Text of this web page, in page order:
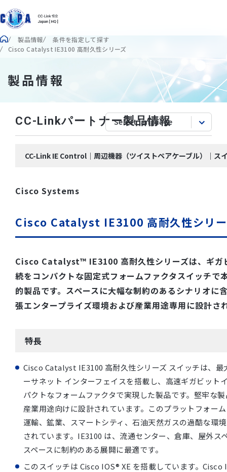
製品情報
条件を指定して探す
Cisco Catalyst IE3100 高耐久性シリーズ
製品情報
CC-Linkパートナー製品情報
CC-Link IE Control｜周辺機器（ツイストペアケーブル）｜ス
Cisco Systems
Cisco Catalyst IE3100 高耐久性シリ
Cisco Catalyst™ IE3100 高耐久性シリーズは、ギガ
続をコンパクトな固定式フォームファクタスイッチで
的製品です。スペースに大幅な制約のあるシナリオに
張エンタープライズ環境および産業用途専用に設計さ
特長
Cisco Catalyst IE3100 高耐久性シリーズ スイッチは、最
ーサネット インターフェイスを搭載し、高速ギガビット
パクトなフォームファクタで実現した製品です。堅牢な
産業用途向けに設計されています。このプラットフォー
運輸、鉱業、スマートシティ、石油天然ガスの過酷な環
されています。IE3100 は、流通センター、倉庫、屋外ス
スペースに制約のある展開に最適です。
このスイッチは Cisco IOS® XE を搭載しています。Cisco